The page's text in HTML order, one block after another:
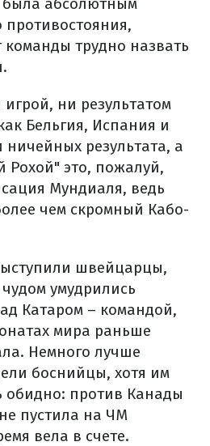
команды трудно назвать
ни результатом
Бельгия, Испания и
результата, а
Рохой" это, пожалуй,
Мундиаля, ведь
чем скромный Кабо-
швейцарцы,
умудрились
Катаром – командой,
мира раньше
Немного лучше
боснийцы, хотя им
против Канады
пустила на ЧМ
вела в счете.